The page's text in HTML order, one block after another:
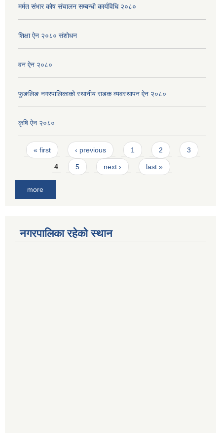
मर्मत संभार कोष संचालन सम्बन्धी कार्यविधि २०८०
शिक्षा ऐन २०८० संशोधन
वन ऐन २०८०
फुङलिङ नगरपालिकाको स्थानीय सडक व्यवस्थापन ऐन २०८०
कृषि ऐन २०८०
Pages
« first ‹ previous 1 2 3
4 5 next › last »
more
नगरपालिका रहेको स्थान